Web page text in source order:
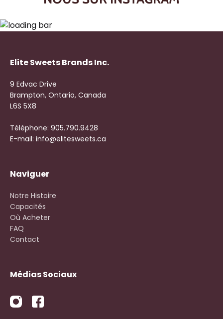
Elite Sweets Brands Inc.
9 Edvac Drive
Brampton, Ontario, Canada
L6S 5X8
Téléphone: 905.790.9428
E-mail: info@elitesweets.ca
Naviguer
Notre Histoire
Capacités
Où Acheter
FAQ
Contact
Médias Sociaux